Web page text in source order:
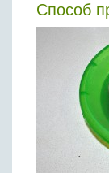
Способ